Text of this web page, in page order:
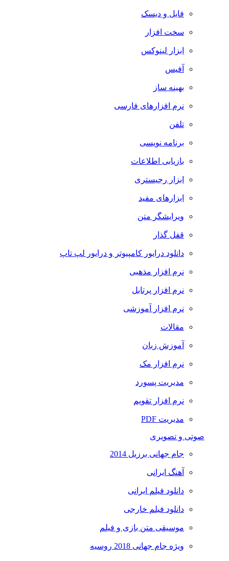
فایل و دیسک
سخت افزار
ابزار لینوکس
آفیس
بهینه ساز
نرم افزارهای فارسی
تلفن
برنامه نویسی
بازیابی اطلاعات
ابزار رجیستری
ابزارهای مفید
ویرایشگر متن
قفل گذار
دانلود درایور کامپیوتر و درایور لپ تاپ
نرم افزار مذهبی
نرم افزار پرتابل
نرم افزار آموزشی
مقالات
آموزش زبان
نرم افزار مک
مدیریت پسورد
نرم افزار تقویم
مدیریت PDF
صوتی و تصویری
جام جهانی برزیل 2014
آهنگ ایرانی
دانلود فیلم ایرانی
دانلود فیلم خارجی
موسیقی متن بازی و فیلم
ویژه جام جهانی 2018 روسیه